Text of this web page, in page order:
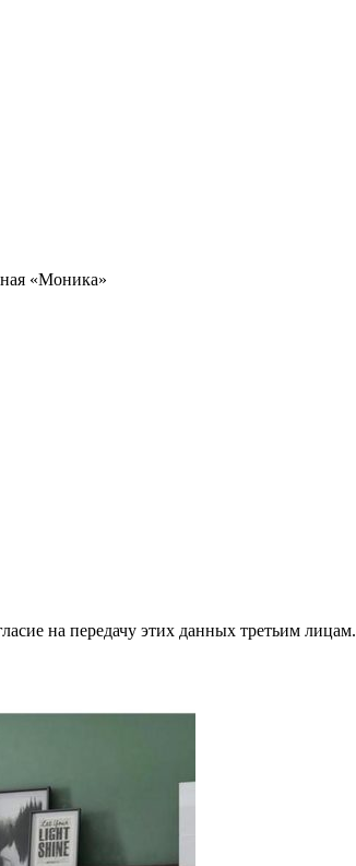
«Моника»
на передачу этих данных третьим лицам.